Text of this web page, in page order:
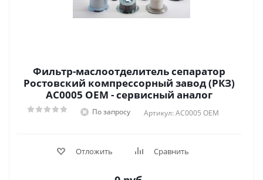
Фильтр-маслоотделитель сепаратор
Ростовский компрессорный завод (РКЗ)
AC0005 OEM - сервисный аналог
По запросу Артикул: AC0005 OEM
Отложить Сравнить